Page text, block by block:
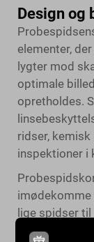
Design og
elementer,
lygter mod
optimale
opretholdes.
ridser,
inspektioner i
imødekomme
lige spidser
eller